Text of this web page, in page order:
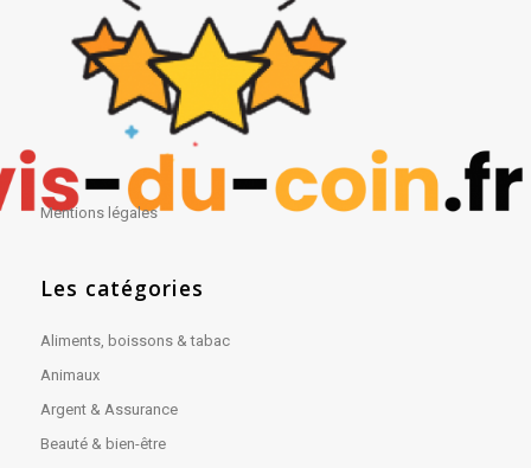
Mentions légales
Les catégories
Aliments, boissons & tabac
Animaux
Argent & Assurance
Beauté & bien-être